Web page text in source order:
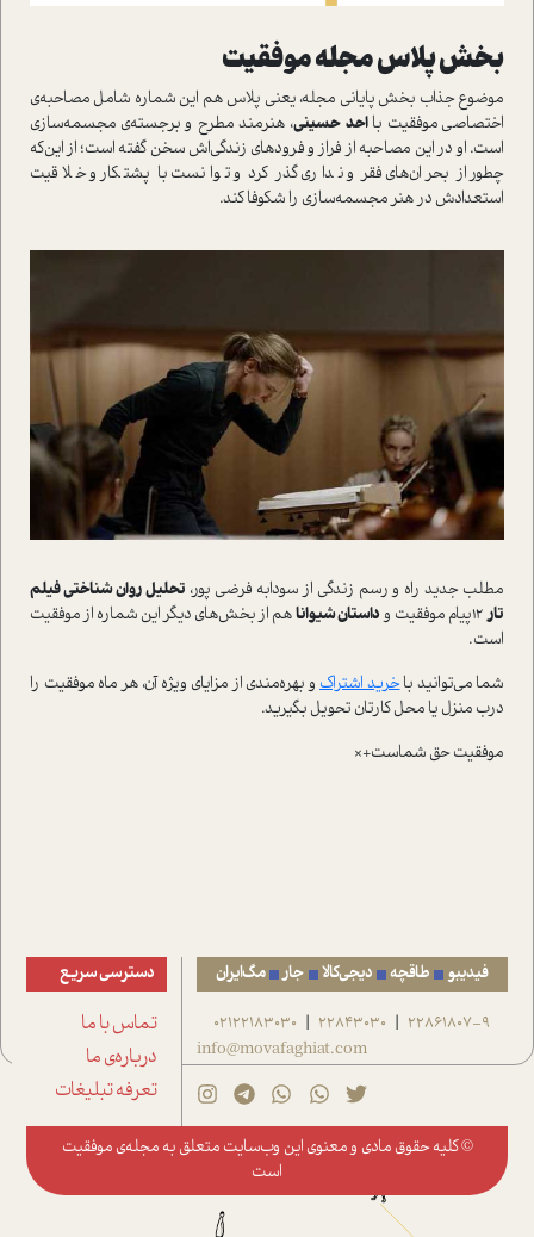
بخش پلاس مجله موفقيت
موضوع جذاب بخش پاياني مجله، يعني پلاس هم اين شماره شامل مصاحبه‌ي
اختصاصي موفقيت بااحد حسيني، هنرمند مطرح و برجسته‌ي مجسمه‌سازي
است. او در اين مصاحبه از فراز و فرودهاي زندگي‌اش سخن گفته است؛ از اين‌که
چطور از بحران‌هاي فقر و نداري گذر کرد و توانست با پشتکار و خلاقيت
استعدادش در هنر مجسمه‌سازي را شکوفا کند.
مطلب جديد راه و رسم زندگي از سودابه فرضي پور، تحليل روان شناختي فيلم
تار12پيام موفقيت و داستان شيواناهم از بخش‌هاي ديگر اين شماره از موفقيت
است.
شما مي‌توانيد باخريد اشتراک و بهره‌مندي از مزاياي ويژه آن، هر ماه موفقيت را
درب منزل يا محل کارتان تحويل بگيريد.
موفقيت حق شماست+×
فیدیبو طاقچه دیجی‌کالا جار مگ‌ایران
22861807-9
|
22843030
|
02122183030
info@movafaghiat.com
دسترسی سریع
تماس با ما
درباره‌ی ما
تعرفه تبلیغات
© کلیه حقوق مادی و معنوی این وب‌سایت متعلق به مجله‌ی موفقیت
است